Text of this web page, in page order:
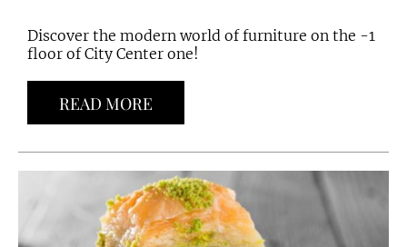
Discover the modern world of furniture on the -1
floor of City Center one!
READ MORE